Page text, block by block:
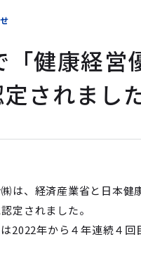
「健康経営
されまし
は、経済産業省と日本健
定されました。
2022年から４年連続４回